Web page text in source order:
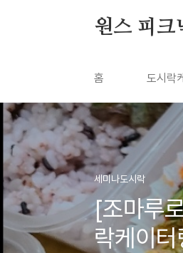
원스 피크
홈 도시락
세미나도시락
[조마루
락케이